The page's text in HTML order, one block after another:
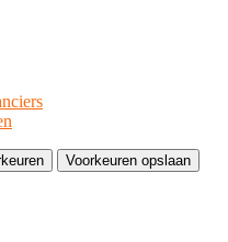
Voorkeuren opslaan